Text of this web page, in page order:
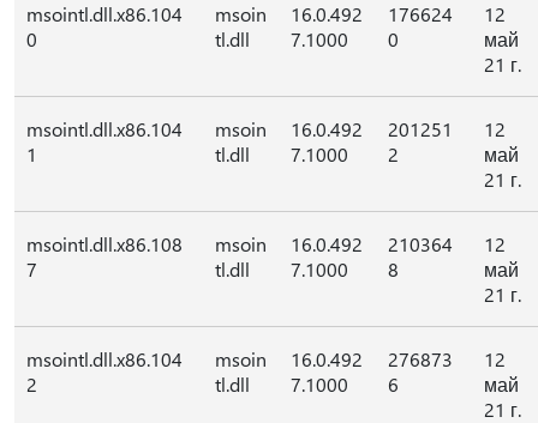
msointl.dll.x86.104
0
msoin
tl.dll
16.0.492
7.1000
176624
0
12
май
21 г.
msointl.dll.x86.104
1
msoin
tl.dll
16.0.492
7.1000
201251
2
12
май
21 г.
msointl.dll.x86.108
7
msoin
tl.dll
16.0.492
7.1000
210364
8
12
май
21 г.
msointl.dll.x86.104
2
msoin
tl.dll
16.0.492
7.1000
276873
6
12
май
21 г.